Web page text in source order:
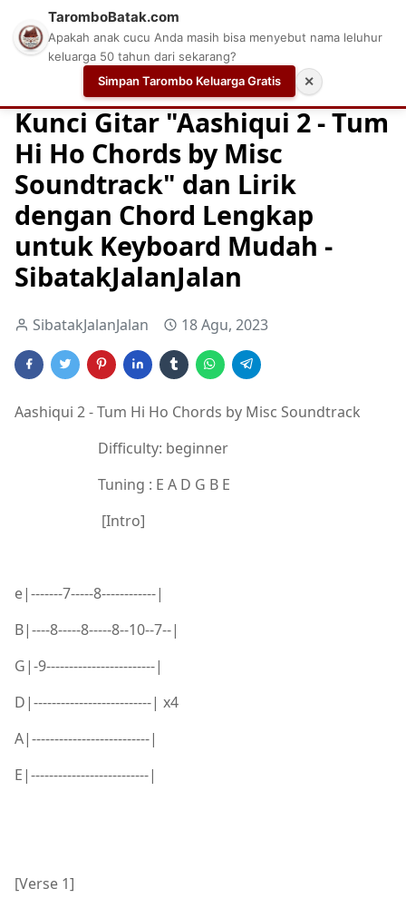
Chord Chord Gitar Easy Guitar Tabs
Kunci Gitar "Aashiqui 2 - Tum
Hi Ho Chords by Misc
Soundtrack" dan Lirik
dengan Chord Lengkap
untuk Keyboard Mudah -
SibatakJalanJalan
SibatakJalanJalan 18 Agu, 2023
Aashiqui 2 - Tum Hi Ho Chords by Misc Soundtrack
Difficulty: beginner
Tuning : E A D G B E
[Intro]
e|-------7-----8------------|
B|----8-----8-----8--10--7--|
G|-9------------------------|
D|--------------------------| x4
A|--------------------------|
E|--------------------------|
[Verse 1]
TaromboBatak.com
Apakah anak cucu Anda masih bisa menyebut nama leluhur
keluarga 50 tahun dari sekarang?
Simpan Tarombo Keluarga Gratis
✕